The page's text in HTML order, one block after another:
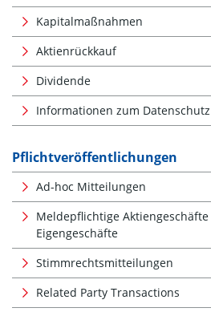
Kapitalmaßnahmen
Aktienrückkauf
Dividende
Informationen zum Datenschutz
Pflichtveröffentlichungen
Ad-hoc Mitteilungen
Meldepflichtige
Eigengeschäfte
Stimmrechtsmitteilungen
Related Party Transactions